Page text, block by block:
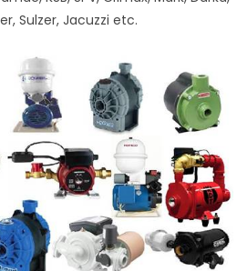
Sulzer, Jacuzzi etc.